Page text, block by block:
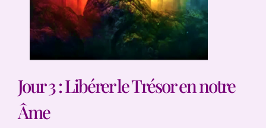
Jour 3 : Libérer le Trésor en notre
Âme